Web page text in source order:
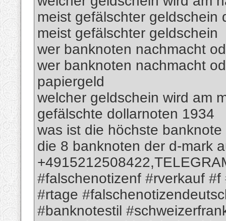
meist gefälschter geldschein
meist gefälschter geldschein
wer banknoten nachmacht
wer banknoten nachmacht
papiergeld
welcher geldschein wird am
gefälschte dollarnoten 1934
was ist die höchste
die 8 banknoten der d-mark
#falschenotizenf #rverkauf
#rtage
#banknotestil